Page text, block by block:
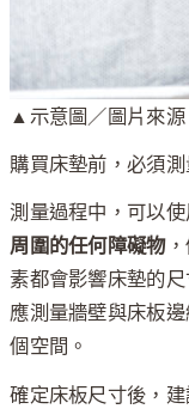
▲示意圖／圖片來
購買床墊前，必須
測量過程中，可以使
周圍的任何障礙物，
素都會影響床墊的
應測量牆壁與床板
個空間。
確定床板尺寸後，